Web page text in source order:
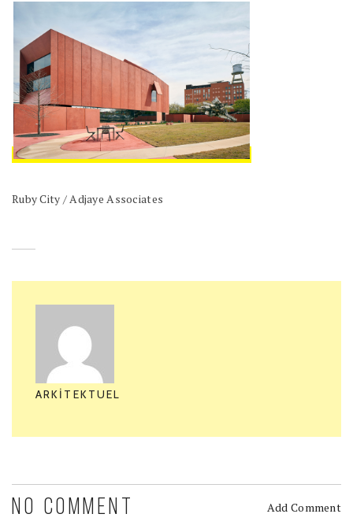
Ruby City / Adjaye Associates
ARKITEKTUEL
NO COMMENT Add Comment